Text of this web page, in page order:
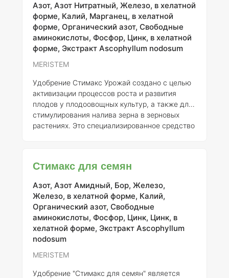
микроэлементов, необходимых для
полноценного питания растений. Его
уникальная формула ориентирована на
активизацию и восстановление вегетативного
роста, что особенно важно после стр
Азот, Азот Нитратный, Железо, в хелатной
форме, Калий, Марганец, в хелатной
форме, Органический азот, Свободные
аминокислоты, Фосфор, Цинк, в хелатной
форме, Экстракт Ascophyllum nodosum
MERISTEM
Удобрение Стимакс Урожай создано с целью
активизации процессов роста и развития
плодов у плодоовощных культур, а также для
стимулирования налива зерна в зерновых
растениях. Это специализированное средство
Урожай содержит сбалансированное
необходимых для полноценного питания
растений. Применение данного удобрения
позволяет повысить устойчивость культур к
стрессовым условиям и улучшить качество
продукции, что
Стимакс для семян
Азот, Азот Амидный, Бор, Железо,
Железо, в хелатной форме, Калий,
Органический азот, Свободные
аминокислоты, Фосфор, Цинк, Цинк, в
хелатной форме, Экстракт Ascophyllum
nodosum
MERISTEM
Удобрение "Стимакс для семян" является